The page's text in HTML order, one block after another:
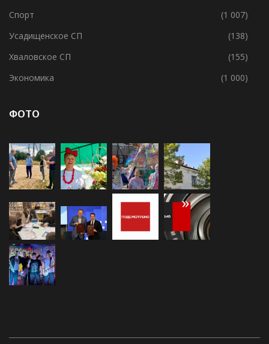
Спорт
(1 007)
Усадищенское СП
(138)
Хваловское СП
(155)
Экономика
(1 000)
ФОТО